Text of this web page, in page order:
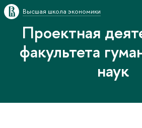
Высшая школа экономики
Проектная
факультета
наук